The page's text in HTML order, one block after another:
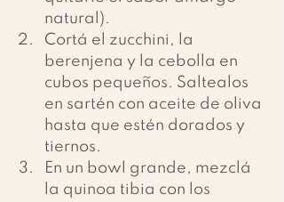
natural).
Cortá el zucchini, la
berenjena y la cebolla en
cubos pequeños. Saltealos
en sartén con aceite de oliva
hasta que estén dorados y
tiernos.
En un bowl grande, mezclá
la quinoa tibia con los